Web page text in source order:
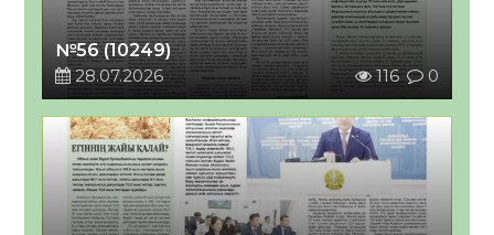
№56 (10249)
28.07.2026
116 0